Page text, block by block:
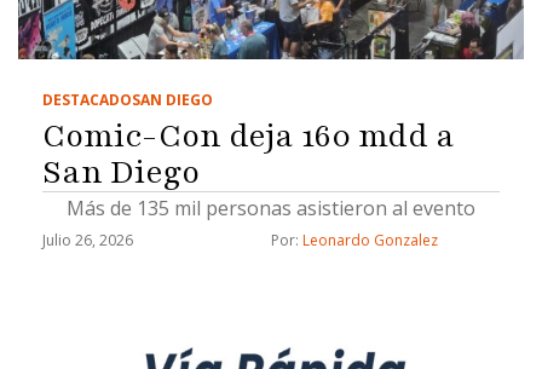
DESTACADOSAN DIEGO
Comic-Con deja 160 mdd a
San Diego
Más de 135 mil personas asistieron al evento
Julio 26, 2026 Por: Leonardo Gonzalez